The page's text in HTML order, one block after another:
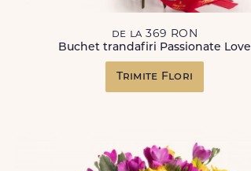
de la 369 RON
Buchet trandafiri Passionate Love
Trimite Flori